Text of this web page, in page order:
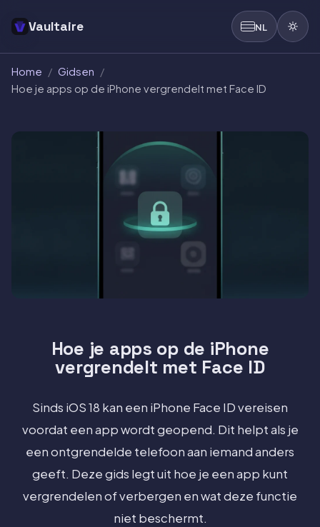
Vaultaire NL
Home / Gidsen /
Hoe je apps op de iPhone vergrendelt met Face ID
Hoe je apps op de iPhone
vergrendelt met Face ID
Sinds iOS 18 kan een iPhone Face ID vereisen
voordat een app wordt geopend. Dit helpt als je
een ontgrendelde telefoon aan iemand anders
geeft. Deze gids legt uit hoe je een app kunt
vergrendelen of verbergen en wat deze functie
niet beschermt.